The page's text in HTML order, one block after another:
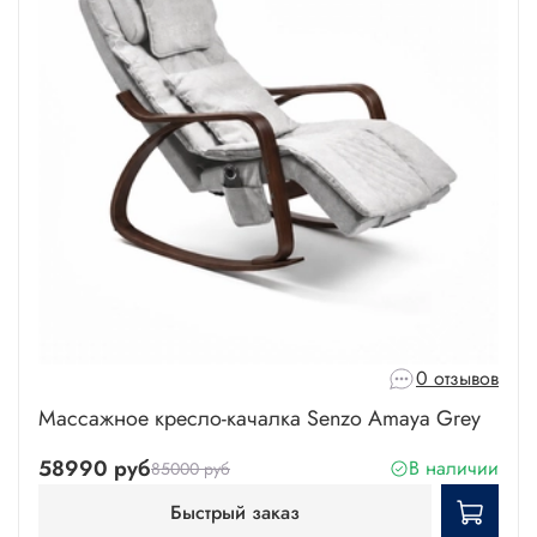
0 отзывов
Массажное кресло-качалка Senzo Amaya Grey
58990 руб85000 руб
В наличии
Быстрый заказ